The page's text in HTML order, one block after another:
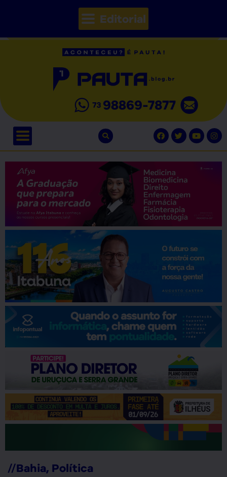
Editorial
//Bahia, Política